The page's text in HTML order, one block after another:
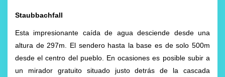
Staubbachfall
Esta impresionante caída de agua desciende desde una
altura de 297m. El sendero hasta la base es de solo 500m
desde el centro del pueblo. En ocasiones es posible subir a
un mirador gratuito situado justo detrás de la cascada